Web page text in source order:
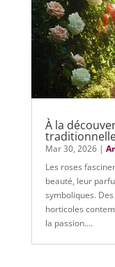
À la
Mar 30, 2026|
Les roses
beauté, leur
symboliques.
horticoles
la passion....